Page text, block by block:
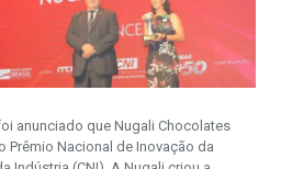
anunciado que Nugali Chocolates
Prêmio Nacional de Inovação da